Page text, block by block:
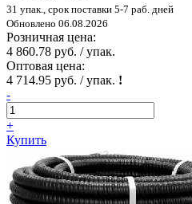
31 упак., срок поставки 5-7 раб. дней
Обновлено 06.08.2026
Розничная цена:
4 860.78 руб. / упак.
Оптовая цена:
4 714.95 руб. / упак. !
-
+
Купить